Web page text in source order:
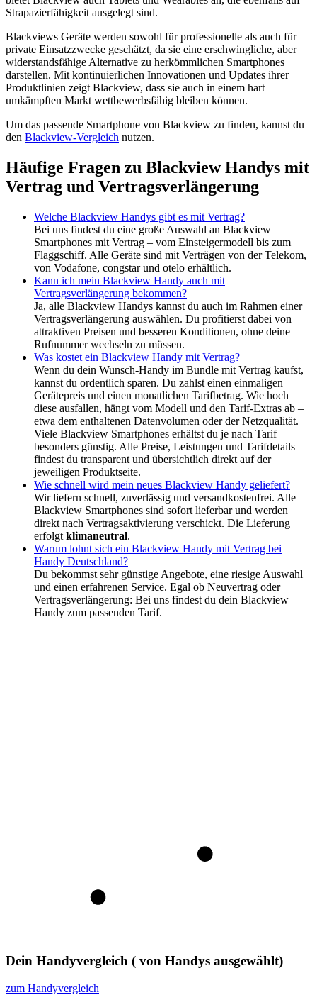
Strapazierfähigkeit ausgelegt sind.
Blackviews Geräte werden sowohl für professionelle als auch für
private Einsatzzwecke geschätzt, da sie eine erschwingliche, aber
widerstandsfähige Alternative zu herkömmlichen Smartphones
darstellen. Mit kontinuierlichen Innovationen und Updates ihrer
Produktlinien zeigt Blackview, dass sie auch in einem hart
umkämpften Markt wettbewerbsfähig bleiben können.
Um das passende Smartphone von Blackview zu finden, kannst du
den Blackview-Vergleich nutzen.
Häufige Fragen zu Blackview Handys mit
Vertrag und Vertragsverlängerung
Welche Blackview Handys gibt es mit Vertrag?
Bei uns findest du eine große Auswahl an Blackview
Smartphones mit Vertrag – vom Einsteigermodell bis zum
Flaggschiff. Alle Geräte sind mit Verträgen von der Telekom,
von Vodafone, congstar und otelo erhältlich.
Kann ich mein Blackview Handy auch mit
Vertragsverlängerung bekommen?
Ja, alle Blackview Handys kannst du auch im Rahmen einer
Vertragsverlängerung auswählen. Du profitierst dabei von
attraktiven Preisen und besseren Konditionen, ohne deine
Rufnummer wechseln zu müssen.
Was kostet ein Blackview Handy mit Vertrag?
Wenn du dein Wunsch-Handy im Bundle mit Vertrag kaufst,
kannst du ordentlich sparen. Du zahlst einen einmaligen
Gerätepreis und einen monatlichen Tarifbetrag. Wie hoch
diese ausfallen, hängt vom Modell und den Tarif-Extras ab –
etwa dem enthaltenen Datenvolumen oder der Netzqualität.
Viele Blackview Smartphones erhältst du je nach Tarif
besonders günstig. Alle Preise, Leistungen und Tarifdetails
findest du transparent und übersichtlich direkt auf der
jeweiligen Produktseite.
Wie schnell wird mein neues Blackview Handy geliefert?
Wir liefern schnell, zuverlässig und versandkostenfrei. Alle
Blackview Smartphones sind sofort lieferbar und werden
direkt nach Vertragsaktivierung verschickt. Die Lieferung
erfolgt klimaneutral.
Warum lohnt sich ein Blackview Handy mit Vertrag bei
Handy Deutschland?
Du bekommst sehr günstige Angebote, eine riesige Auswahl
und einen erfahrenen Service. Egal ob Neuvertrag oder
Vertragsverlängerung: Bei uns findest du dein Blackview
Handy zum passenden Tarif.
Dein Handyvergleich ( von Handys ausgewählt)
zum Handyvergleich